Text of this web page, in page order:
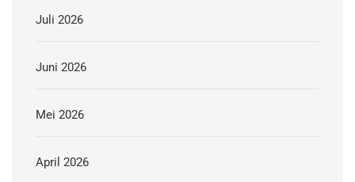
Juli 2026
Juni 2026
Mei 2026
April 2026